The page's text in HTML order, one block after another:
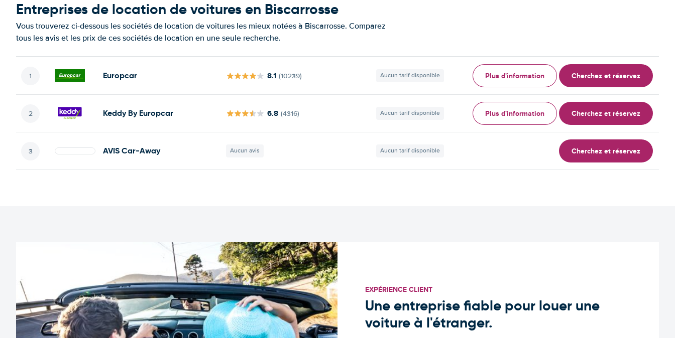
Entreprises de location de voitures en Biscarrosse
Vous trouverez ci-dessous les sociétés de location de voitures les mieux notées à Biscarrosse. Comparez
tous les avis et les prix de ces sociétés de location en une seule recherche.
Europcar 8.1 (10239) Aucun tarif disponible Plus d'information Cherchez et réservez
Keddy By Europcar 6.8 (4316) Aucun tarif disponible Plus d'information Cherchez et réservez
AVIS Car-Away Aucun avis Aucun tarif disponible Cherchez et réservez
EXPÉRIENCE CLIENT
Une entreprise fiable pour louer une
voiture à l'étranger.